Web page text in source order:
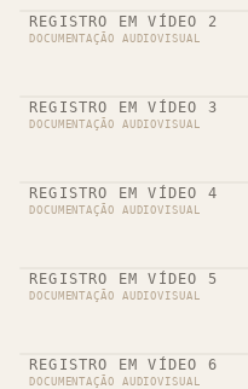
REGISTRO EM VÍDEO 2
DOCUMENTAÇÃO AUDIOVISUAL
REGISTRO EM VÍDEO 3
DOCUMENTAÇÃO AUDIOVISUAL
REGISTRO EM VÍDEO 4
DOCUMENTAÇÃO AUDIOVISUAL
REGISTRO EM VÍDEO 5
DOCUMENTAÇÃO AUDIOVISUAL
REGISTRO EM VÍDEO 6
DOCUMENTAÇÃO AUDIOVISUAL